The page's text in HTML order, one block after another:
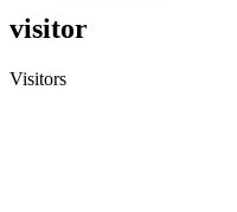
visitor
Visitors